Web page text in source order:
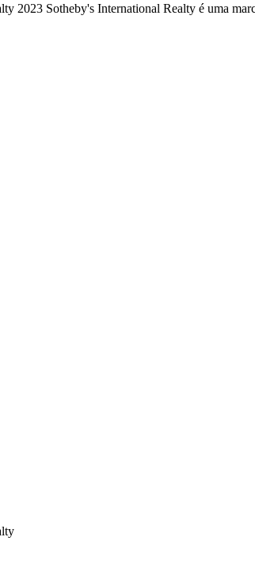
2023 Sotheby's International Realty é uma